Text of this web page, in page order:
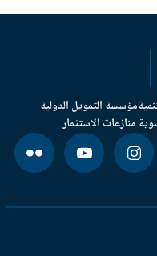
مؤسسة التمويل الدولية
منازعات الاستثمار